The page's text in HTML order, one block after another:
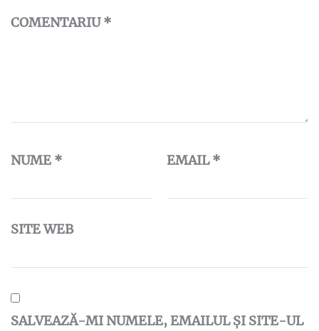
COMENTARIU*
NUME * EMAIL*
SITE WEB
SALVEAZĂ-MI NUMELE, EMAILUL ȘI SITE-UL